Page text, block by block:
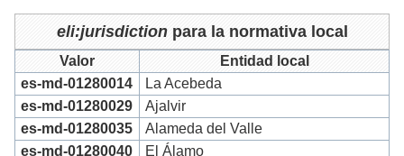
eli:jurisdictionpara la normativa local
Valor
Entidad local
es-md-01280014
La Acebeda
es-md-01280029
Ajalvir
es-md-01280035
Alameda del Valle
es-md-01280040
El Álamo